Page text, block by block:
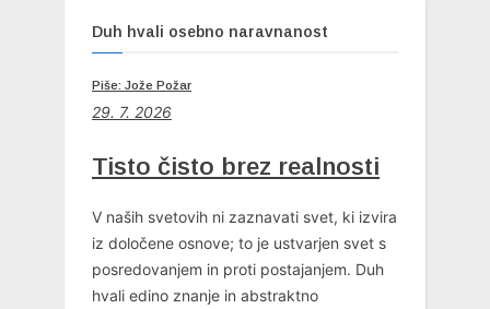
Duh hvali osebno naravnanost
Piše: Jože Požar
29. 7. 2026
Tisto čisto brez realnosti
V naših svetovih ni zaznavati svet, ki izvira
iz določene osnove; to je ustvarjen svet s
posredovanjem in proti postajanjem. Duh
hvali edino znanje in abstraktno